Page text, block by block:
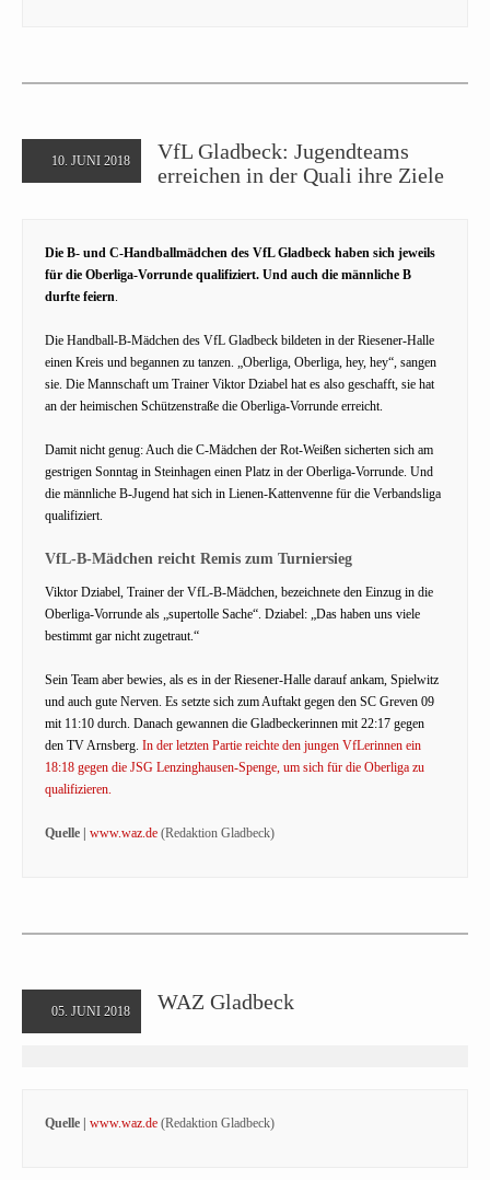
10. JUNI 2018
VfL Gladbeck: Jugendteams
erreichen in der Quali ihre Ziele
Die B- und C-Handballmädchen des VfL Gladbeck haben sich jeweils
für die Oberliga-Vorrunde qualifiziert. Und auch die männliche B
durfte feiern
Die Handball-B-Mädchen des VfL Gladbeck bildeten in der Riesener-Halle
einen Kreis und begannen zu tanzen. „Oberliga, Oberliga, hey, hey“, sangen
sie. Die Mannschaft um Trainer Viktor Dziabel hat es also geschafft, sie hat
an der heimischen Schützenstraße die Oberliga-Vorrunde erreicht.
Damit nicht genug: Auch die C-Mädchen der Rot-Weißen sicherten sich am
gestrigen Sonntag in Steinhagen einen Platz in der Oberliga-Vorrunde. Und
die männliche B-Jugend hat sich in Lienen-Kattenvenne für die Verbandsliga
qualifiziert.
VfL-B-Mädchen reicht Remis zum Turniersieg
Viktor Dziabel, Trainer der VfL-B-Mädchen, bezeichnete den Einzug in die
Oberliga-Vorrunde als „supertolle Sache“. Dziabel: „Das haben uns viele
bestimmt gar nicht zugetraut.“
Sein Team aber bewies, als es in der Riesener-Halle darauf ankam, Spielwitz
und auch gute Nerven. Es setzte sich zum Auftakt gegen den SC Greven 09
mit 11:10 durch. Danach gewannen die Gladbeckerinnen mit 22:17 gegen
den TV Arnsberg. In der letzten Partie reichte den jungen VfLerinnen ein
18:18 gegen die JSG Lenzinghausen-Spenge, um sich für die Oberliga zu
qualifizieren.
Quelle | www.waz.de (Redaktion Gladbeck)
05. JUNI 2018 WAZ Gladbeck
Quelle | www.waz.de (Redaktion Gladbeck)